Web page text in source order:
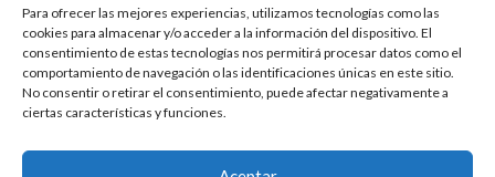
Para ofrecer las mejores experiencias, utilizamos tecnologías como las
cookies para almacenar y/o acceder a la información del dispositivo. El
consentimiento de estas tecnologías nos permitirá procesar datos como el
comportamiento de navegación o las identificaciones únicas en este sitio.
No consentir o retirar el consentimiento, puede afectar negativamente a
ciertas características y funciones.
Sólo para mayores de 18 años. Las lecturas de cartas, hechizos,
amarres, endulzamientos, videncias y predicciones tienen
finalidad de entretenimiento y/o ayuda personal. Estos
psiquiátrica, financiera o legal. El resultado de cada servicio